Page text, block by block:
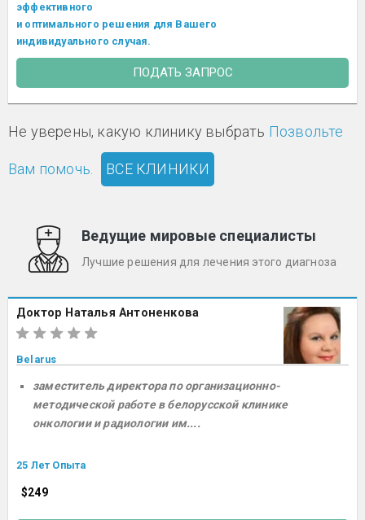
эффективного
и оптимального решения для Вашего
индивидуального случая.
ПОДАТЬ ЗАПРОС
Не уверены, какую клинику выбрать Позвольте
Вам помочь. ВСЕ КЛИНИКИ
Ведущие мировые специалисты
Лучшие решения для лечения этого диагноза
Доктор Наталья Антоненкова
Belarus
заместитель директора по организационно-
методической работе в белорусской клинике
онкологии и радиологии им....
25 Лет Опыта
$249